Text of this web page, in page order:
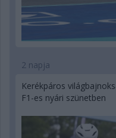
2 napja
Kerékpáros
F1-es nyári szünetben